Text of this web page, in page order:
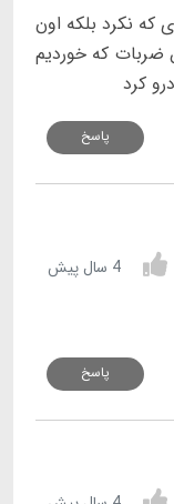
که نکرد بلکه اون
ضربات که خوردیم
کرد
پاسخ
4 سال پیش
پاسخ